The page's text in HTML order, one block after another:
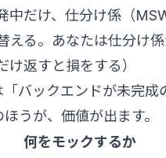
中だけ、仕分け係（
える。あなたは仕分け
け返すと損をする）
バックエンドが未完
うが、価値が出ます。
何をモックするか